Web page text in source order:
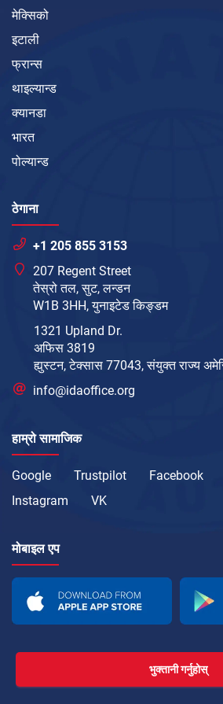
मेक्सिको
इटाली
फ्रान्स
थाइल्यान्ड
क्यानडा
भारत
पोल्यान्ड
ठेगाना
+1 205 855 3153
207 Regent Street
तेस्रो तल, सुट, लन्डन
W1B 3HH, युनाइटेड किङ्डम
1321 Upland Dr.
अफिस 3819
ह्युस्टन, टेक्सास 77043, संयुक्त राज्य
info@idaoffice.org
हाम्रो सामाजिक
Google Trustpilot Facebook
Instagram
VK
मोबाइल एप
भुक्तानी गर्नुहोस्